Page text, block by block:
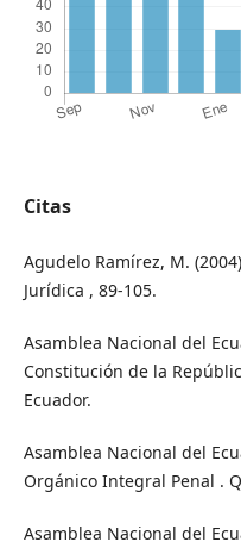
Citas
Agudelo Ramírez, M.
Jurídica , 89-105.
Asamblea Nacional del
Constitución de la
Ecuador.
Asamblea Nacional del
Orgánico Integral Penal .
Asamblea Nacional del